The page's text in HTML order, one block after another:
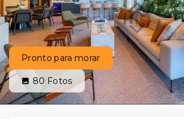
Pronto para morar
80 Fotos